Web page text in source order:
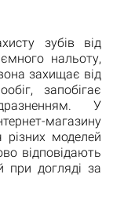
зубів від
нальоту,
захищає від
запобігає
У
магазину
різних моделей
відповідають
при догляді за